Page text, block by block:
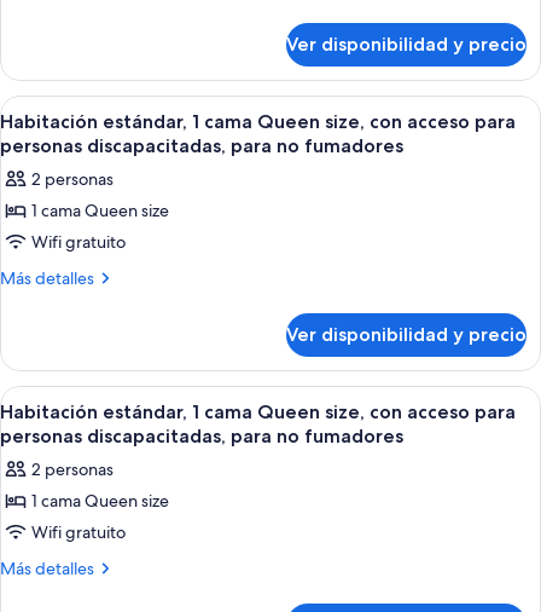
Queen
size,
para
no
fumadores
estándar,
cama
Queen
size,
para
no
Ver disponibilidad y precio
Ver
todas
las
fotos
de
Habitación
estándar,
Queen
size,
con
acceso
para
personas
discapacitadas,
no
Habitación de hotel compacta con
25
Habitación estándar, 1 cama Queen size, con acceso para
personas discapacitadas, para no fumadores
2 personas
1 cama Queen size
Wifi gratuito
Más detalles
Más
estándar,
cama
Queen
size,
con
acceso
personas
discapacitadas,
para
Ver disponibilidad y precio
Ver
todas
las
fotos
de
Habitación
estándar,
Habitación de hotel compacta con
24
Habitación estándar, 1 cama Queen size, con acceso para
personas discapacitadas, para no fumadores
2 personas
1 cama Queen size
Wifi gratuito
Más detalles
Más